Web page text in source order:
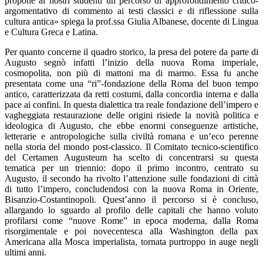
argomentativo di commento ai testi classici e di riflessione sulla
cultura antica» spiega la prof.ssa Giulia Albanese, docente di Lingua
e Cultura Greca e Latina.
Per quanto concerne il quadro storico, la presa del potere da parte di
Augusto segnò infatti l’inizio della nuova Roma imperiale,
cosmopolita, non più di mattoni ma di marmo. Essa fu anche
presentata come una “ri”-fondazione della Roma del buon tempo
antico, caratterizzata da retti costumi, dalla concordia interna e dalla
pace ai confini. In questa dialettica tra reale fondazione dell’impero e
vagheggiata restaurazione delle origini risiede la novità politica e
ideologica di Augusto, che ebbe enormi conseguenze artistiche,
letterarie e antropologiche sulla civiltà romana e un’eco perenne
nella storia del mondo post-classico. Il Comitato tecnico-scientifico
del Certamen Augusteumha scelto di concentrarsi su questa
tematica per un triennio: dopo il primo incontro, centrato su
Augusto, il secondo ha rivolto l’attenzione sulle fondazioni di città
di tutto l’impero, concludendosi con la nuova Roma in Oriente,
Bisanzio-Costantinopoli. Quest’anno il percorso si è concluso,
allargando lo sguardo al profilo delle capitali che hanno voluto
profilarsi come “nuove Rome” in epoca moderna, dalla Roma
risorgimentale e poi novecentesca alla Washington della pax
Americana alla Mosca imperialista, tornata purtroppo in auge negli
ultimi anni.